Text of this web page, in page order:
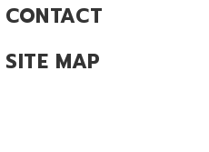
CONTACT
SITE MAP